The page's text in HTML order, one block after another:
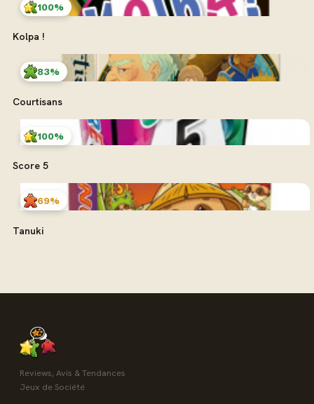
100%
Kolpa !
83%
Courtisans
100%
Score 5
69%
Tanuki
Reviews, Avis & Tendances
Jeux de Société